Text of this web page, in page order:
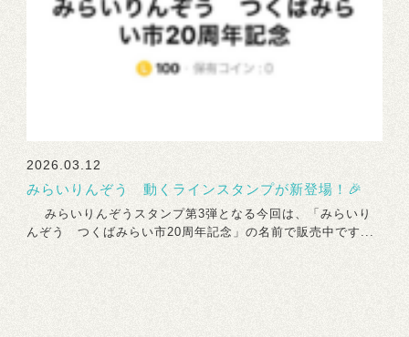
2026.03.12
みらいりんぞう 動くラインスタンプが新登場！🎉
みらいりんぞうスタンプ第3弾となる今回は、「みらいり
んぞう つくばみらい市20周年記念」の名前で販売中です...